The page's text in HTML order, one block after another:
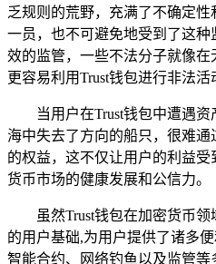
乏规则的荒野，充满了不确定性
一员，也不可避免地受到了这
效的监管，一些不法分子就像在
更容易利用Trust钱包进行非法活
当用户在Trust钱包中遭遇
海中失去了方向的船只，很难
的权益，这不仅让用户的利益
货币市场的健康发展和公信力。
虽然Trust钱包在加密货币
的用户基础,为用户提供了诸多
智能合约、网络钓鱼以及监管